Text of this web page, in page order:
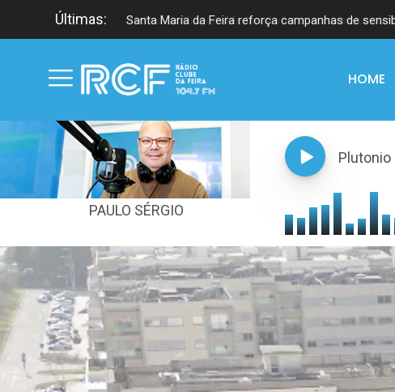
Últimas: Santa Maria da Feira reforça campanhas de
HOME
PAULO SÉRGIO
Plutonio